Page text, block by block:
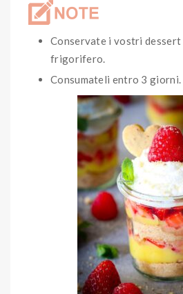
Conservate i vostri dessert
frigorifero.
Consumateli entro 3 giorni.